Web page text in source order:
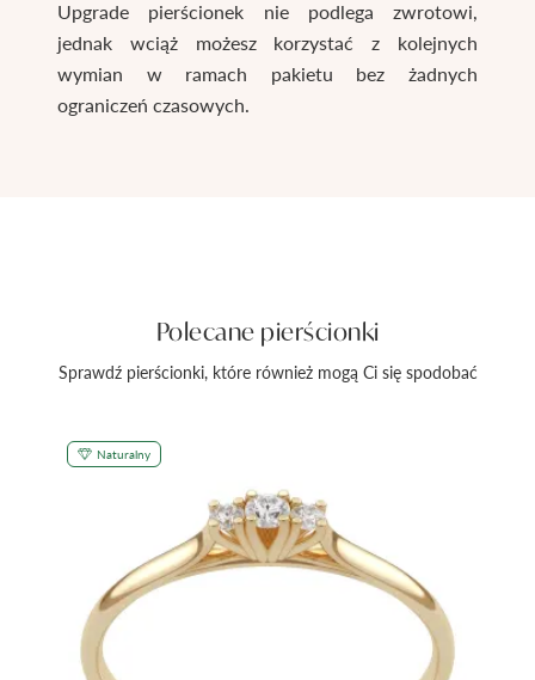
Upgrade pierścionek nie podlega zwrotowi,
jednak wciąż możesz korzystać z kolejnych
wymian w ramach pakietu bez żadnych
ograniczeń czasowych.
Polecane pierścionki
Sprawdź pierścionki, które również mogą Ci się spodobać
Naturalny